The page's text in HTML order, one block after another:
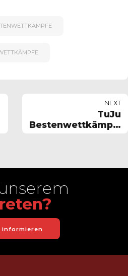
NEXT
TuJu
Bestenwettkämpfe
informieren